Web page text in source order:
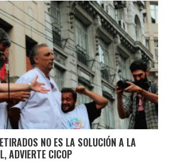
NO ES LA SOLUCIÓN A LA
ADVIERTE CICOP